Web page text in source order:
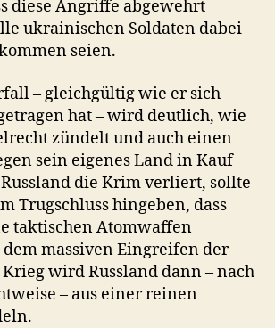
diese Angriffe abgewehrt
ukrainischen Soldaten dabei
seien.
– gleichgültig wie er sich
hat – wird deutlich, wie
zündelt und auch einen
sein eigenes Land in Kauf
die Krim verliert, sollte
Trugschluss hingeben, dass
taktischen Atomwaffen
dem massiven Eingreifen der
wird Russland dann – nach
– aus einer reinen